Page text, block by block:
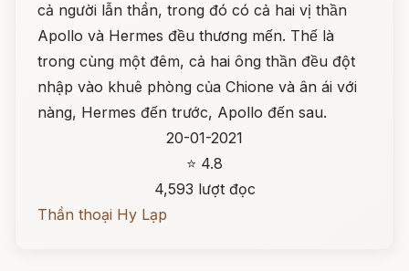
cả người lẫn thần, trong đó có cả hai vị thần
Apollo và Hermes đều thương mến. Thế là
trong cùng một đêm, cả hai ông thần đều đột
nhập vào khuê phòng của Chione và ân ái với
nàng, Hermes đến trước, Apollo đến sau.
20-01-2021
⭐ 4.8
4,593 lượt đọc
Thần thoại Hy Lạp